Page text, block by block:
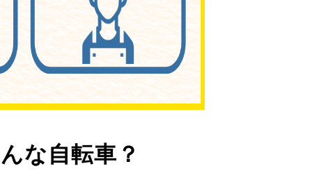
な自転車？